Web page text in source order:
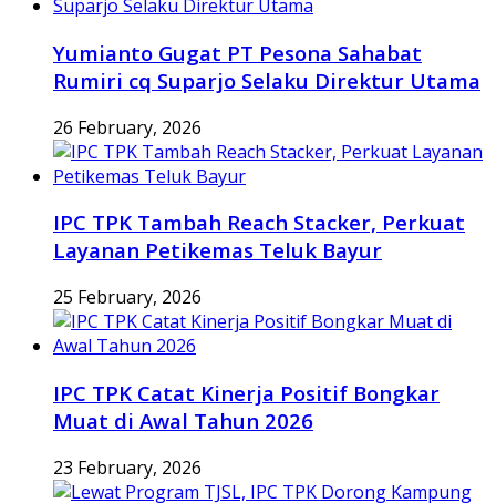
Yumianto Gugat PT Pesona Sahabat
Rumiri cq Suparjo Selaku Direktur Utama
26 February, 2026
IPC TPK Tambah Reach Stacker, Perkuat
Layanan Petikemas Teluk Bayur
25 February, 2026
IPC TPK Catat Kinerja Positif Bongkar
Muat di Awal Tahun 2026
23 February, 2026